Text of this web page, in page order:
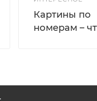
Картины по
номерам –